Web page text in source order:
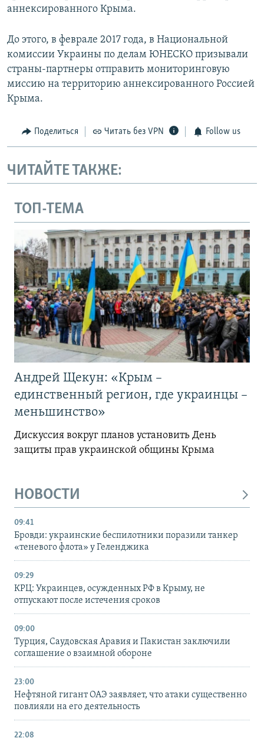
аннексированного Крыма.
До этого, в феврале 2017 года, в Национальной
комиссии Украины по делам ЮНЕСКО призывали
страны-партнеры отправить мониторинговую
миссию на территорию аннексированного Россией
Крыма.
Поделиться Читать без VPN Follow us
ЧИТАЙТЕ ТАКЖЕ:
ТОП-ТЕМА
Андрей Щекун: «Крым –
единственный регион, где украинцы –
меньшинство»
Дискуссия вокруг планов установить День
защиты прав украинской общины Крыма
НОВОСТИ
09:41
Бровди: украинские беспилотники поразили танкер
«теневого флота» у Геленджика
09:29
КРЦ: Украинцев, осужденных РФ в Крыму, не
отпускают после истечения сроков
09:00
Турция, Саудовская Аравия и Пакистан заключили
соглашение о взаимной обороне
23:00
Нефтяной гигант ОАЭ заявляет, что атаки существенно
повлияли на его деятельность
22:08